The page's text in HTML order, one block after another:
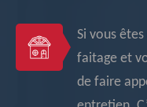
Si vous
faitage et
de faire